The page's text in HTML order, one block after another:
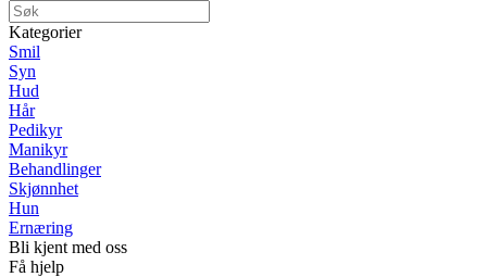
Kategorier
Smil
Syn
Hud
Hår
Pedikyr
Manikyr
Behandlinger
Skjønnhet
Hun
Ernæring
Bli kjent med oss
Få hjelp